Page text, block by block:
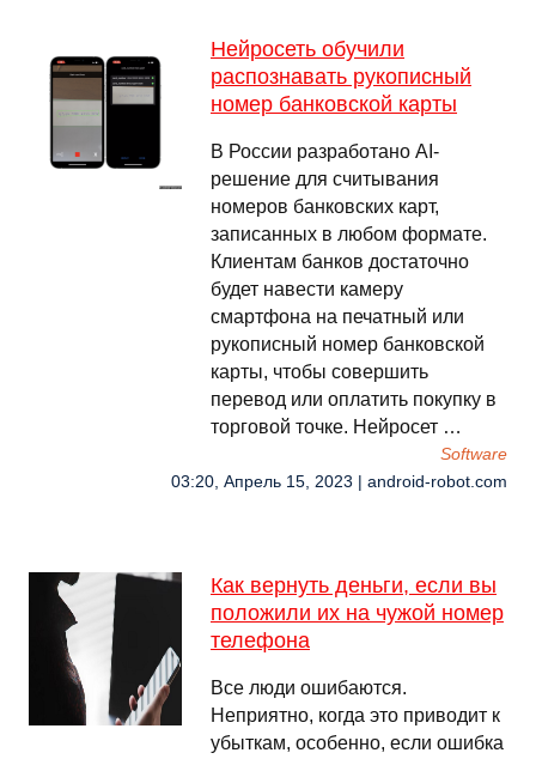
Нейросеть обучили
распознавать рукописный
номер банковской карты
В России разработано AI-
решение для считывания
номеров банковских карт,
записанных в любом формате.
Клиентам банков достаточно
будет навести камеру
смартфона на печатный или
рукописный номер банковской
карты, чтобы совершить
перевод или оплатить покупку в
торговой точке. Нейросет …
Software
03:20, Апрель 15, 2023 | android-robot.com
Как вернуть деньги, если вы
положили их на чужой номер
телефона
Все люди ошибаются.
Неприятно, когда это приводит к
убыткам, особенно, если ошибка